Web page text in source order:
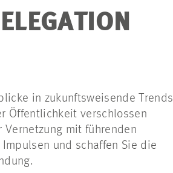
in zukunftsweisende Trends
Öffentlichkeit verschlossen
mit führenden
und schaffen Sie die